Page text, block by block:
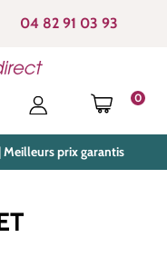
04 82 91 03 93
0
LE
Meilleurs prix garantis